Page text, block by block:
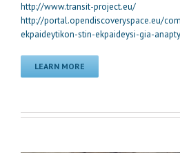
http://www.transit-project.eu/
http://portal.opendiscoveryspace.eu/
ekpaideytikon-stin-ekpaideysi-gia-
LEARN MORE